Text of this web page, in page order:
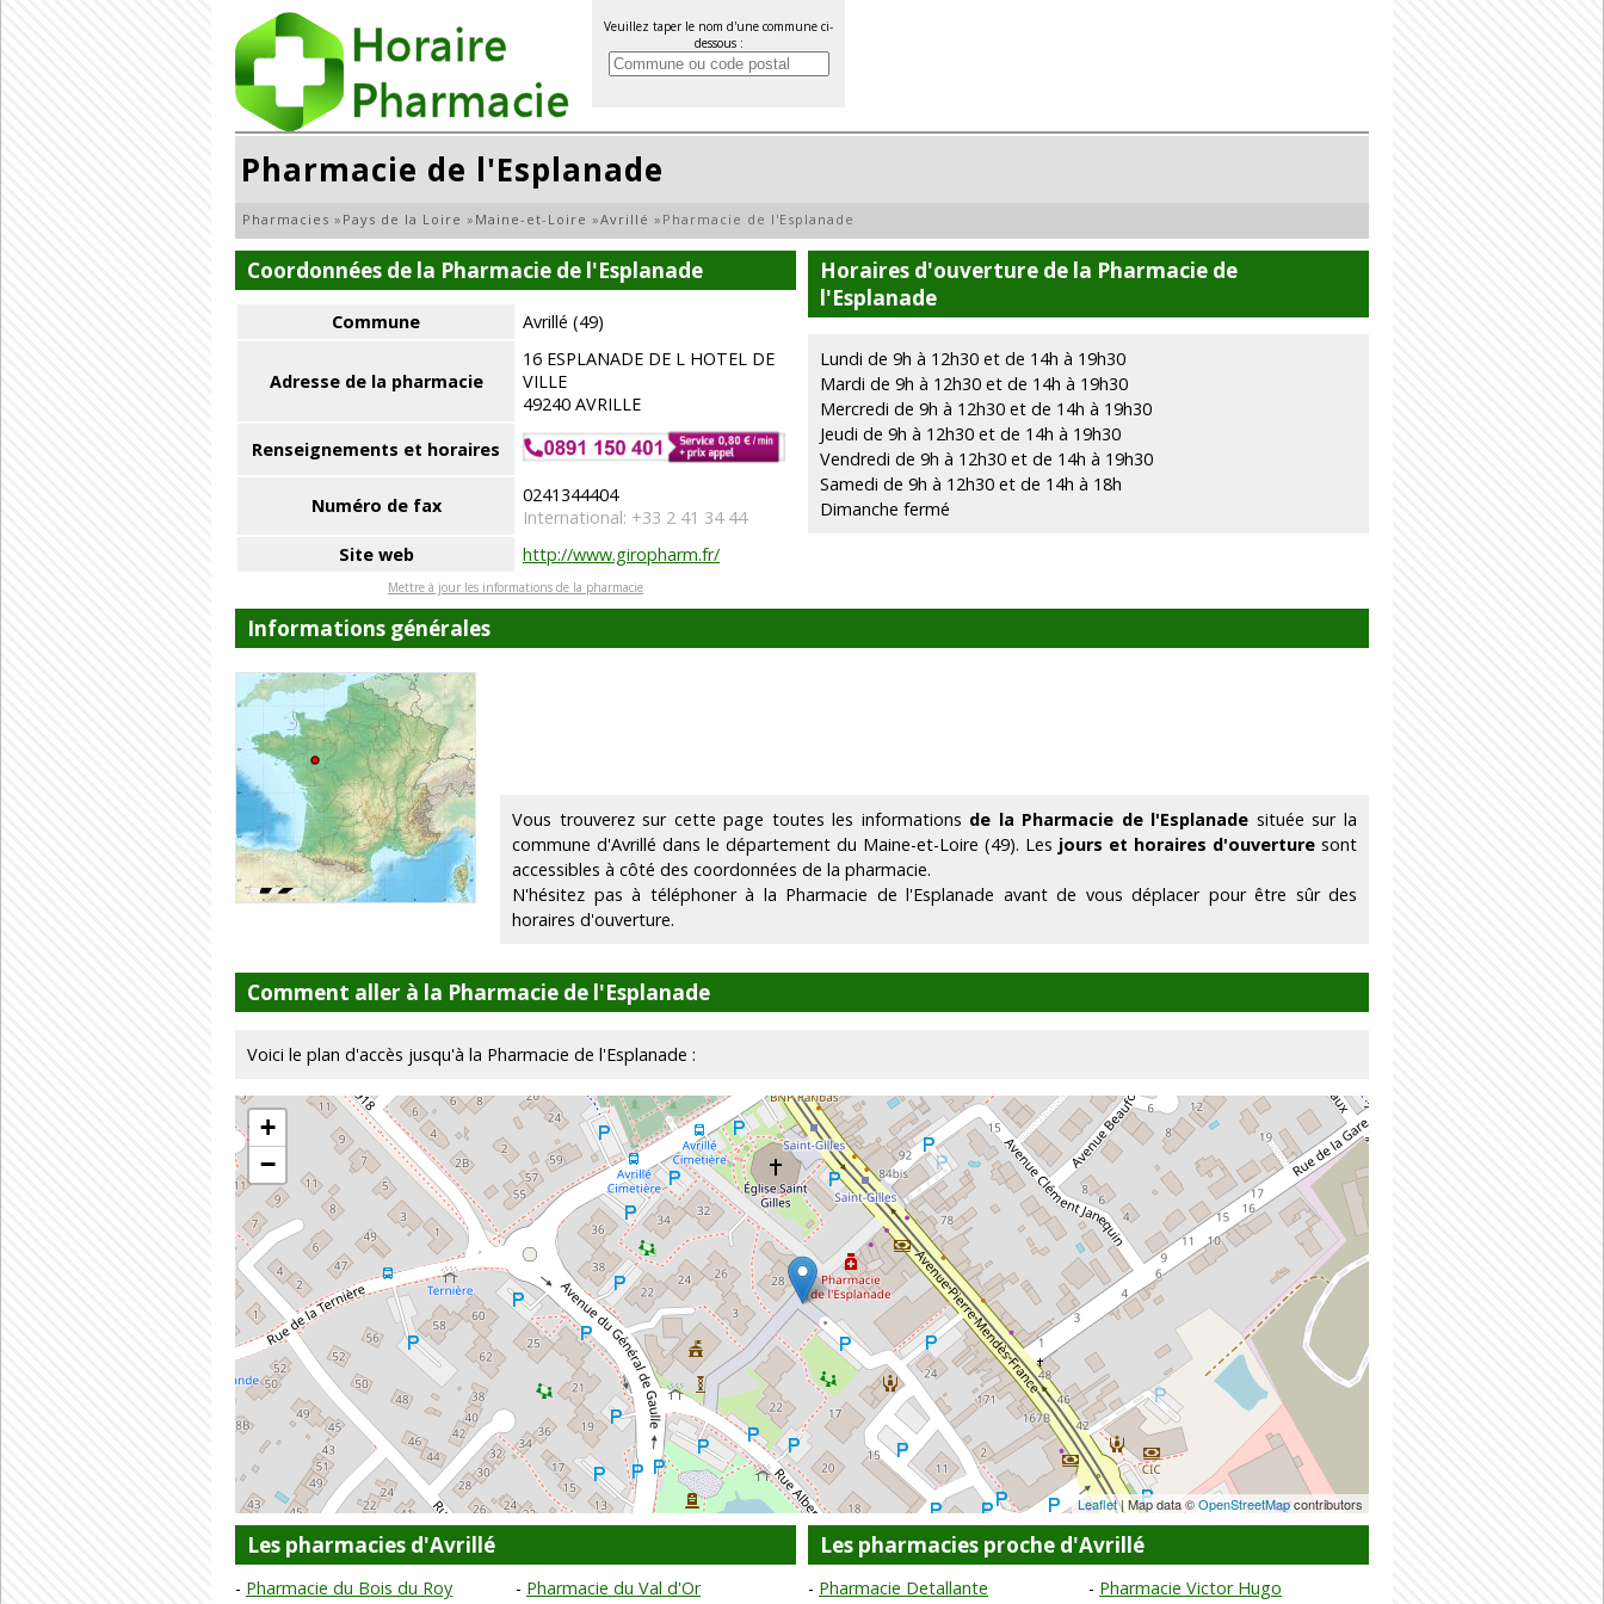
Veuillez taper le nom d'une commune ci-
dessous :
Pharmacie de l'Esplanade
Pharmacies » Pays de la Loire » Maine-et-Loire »Avrillé » Pharmacie de l'Esplanade
Coordonnées de la Pharmacie de l'Esplanade
Commune Avrillé (49)
Adresse de la pharmacie
16 ESPLANADE DE L HOTEL DE
VILLE
49240 AVRILLE
Renseignements et horaires
Numéro de fax
0241344404
International: +33 2 41 34 44
Site web
http://www.giropharm.fr/
Mettre à jour les informations de la pharmacie
Horaires d'ouverture de la Pharmacie de
l'Esplanade
Lundi de 9h à 12h30 et de 14h à 19h30
Mardi de 9h à 12h30 et de 14h à 19h30
Mercredi de 9h à 12h30 et de 14h à 19h30
Jeudi de 9h à 12h30 et de 14h à 19h30
Vendredi de 9h à 12h30 et de 14h à 19h30
Samedi de 9h à 12h30 et de 14h à 18h
Dimanche fermé
Informations générales
Vous trouverez sur cette page toutes les informations de la Pharmacie de l'Esplanade située sur la
commune d'Avrillé dans le département du Maine-et-Loire (49). Les jours et horaires d'ouverture sont
accessibles à côté des coordonnées de la pharmacie.
N'hésitez pas à téléphoner à la Pharmacie de l'Esplanade avant de vous déplacer pour être sûr des
horaires d'ouverture.
Comment aller à la Pharmacie de l'Esplanade
Voici le plan d'accès jusqu'à la Pharmacie de l'Esplanade :
+
−
Leaflet| Map data ©OpenStreetMapcontributors
Les pharmacies d'Avrillé
Pharmacie du Bois du Roy
Pharmacie du Val d'Or
Les pharmacies proche d'Avrillé
Pharmacie Detallante
Pharmacie Victor Hugo